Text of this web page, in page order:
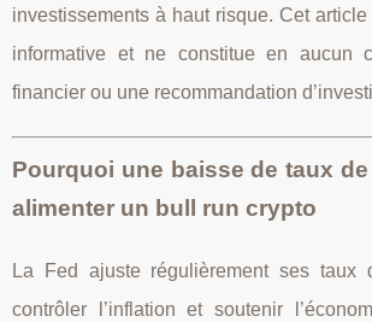
investissements à haut risque. Cet
informative et ne constitue en aucun
financier ou une recommandation
Pourquoi une baisse de taux
alimenter un bull run crypto
La Fed ajuste régulièrement ses taux
contrôler l’inflation et soutenir